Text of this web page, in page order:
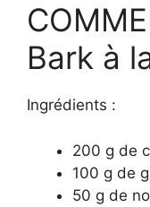
Bark à
Ingrédients :
200 g de
100 g de
50 g de